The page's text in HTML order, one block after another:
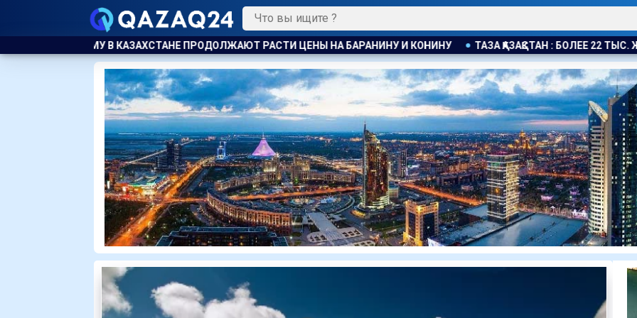
РАСТИ ЦЕНЫ НА БАРАНИНУ И КОНИНУ ТАЗА ҚАЗАҚСТАН : БОЛЕЕ 22 ТЫС. ЖИТЕЛЕЙ АЛМАТИНСКОЙ ОБЛАСТИ